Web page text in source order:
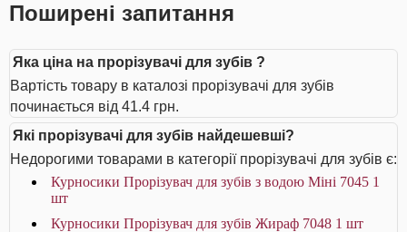
Поширені запитання
Яка ціна на прорізувачі для зубів ?
Вартість товару в каталозі прорізувачі для зубів
починається від 41.4 грн.
Які прорізувачі для зубів найдешевші?
Недорогими товарами в категорії прорізувачі для зубів є:
Курносики Прорізувач для зубів з водою Міні 7045 1
шт
Курносики Прорізувач для зубів Жираф 7048 1 шт